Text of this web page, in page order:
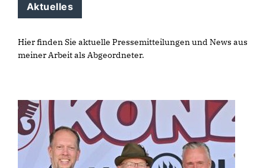
Aktuelles
Hier finden Sie aktuelle Pressemitteilungen und News aus
meiner Arbeit als Abgeordneter.